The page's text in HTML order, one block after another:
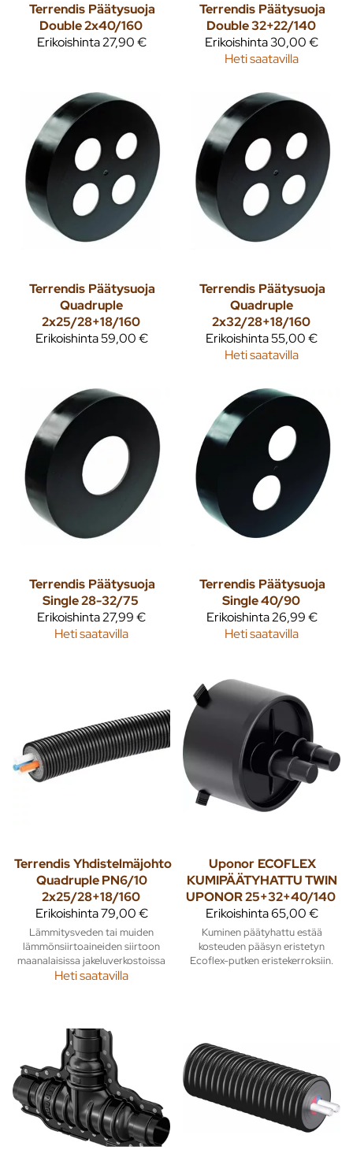
Terrendis Päätysuoja
Double 2x40/160
Erikoishinta27,90 €
Terrendis Päätysuoja
Double 32+22/140
Erikoishinta30,00 €
Heti saatavilla
Terrendis Päätysuoja
Quadruple
2x25/28+18/160
Erikoishinta59,00 €
Terrendis Päätysuoja
Quadruple
2x32/28+18/160
Erikoishinta55,00 €
Heti saatavilla
Terrendis Päätysuoja
Single 28-32/75
Erikoishinta27,99 €
Heti saatavilla
Terrendis Päätysuoja
Single 40/90
Erikoishinta26,99 €
Heti saatavilla
TerrendisYhdistelmäjohto
Quadruple PN6/10
2x25/28+18/160
Erikoishinta79,00 €
Lämmitysveden tai muiden
lämmönsiirtoaineiden siirtoon
maanalaisissa jakeluverkostoissa
Heti saatavilla
Uponor ECOFLEX
KUMIPÄÄTYHATTU TWIN
UPONOR 25+32+40/140
Erikoishinta65,00 €
Kuminen päätyhattu estää
kosteuden pääsyn eristetyn
Ecoflex-putken eristekerroksiin.